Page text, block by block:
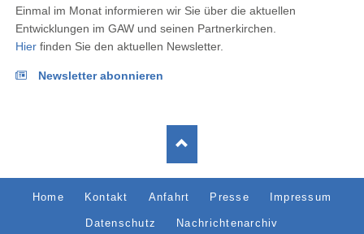
Einmal im Monat informieren wir Sie über die aktuellen
Entwicklungen im GAW und seinen Partnerkirchen.
Hierfinden Sie den aktuellen Newsletter.
Newsletter abonnieren
Navigation
Home Kontakt Anfahrt Presse Impressum
Datenschutz Nachrichtenarchiv